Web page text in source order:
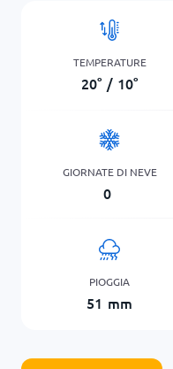
TEMPERATURE
20° / 10°
GIORNATE DI NEVE
0
PIOGGIA
51 mm